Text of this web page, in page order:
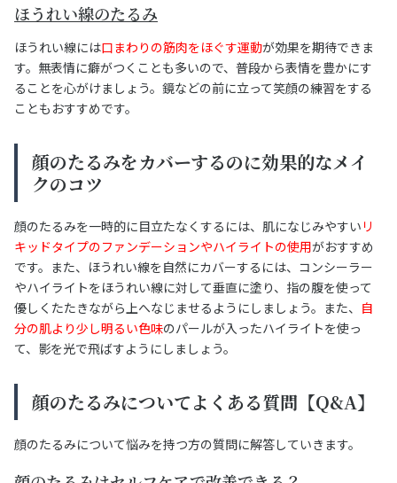
ほうれい線のたるみ
ほうれい線には口まわりの筋肉をほぐす運動が効果を期待できま
す。無表情に癖がつくことも多いので、普段から表情を豊かにす
ることを心がけましょう。鏡などの前に立って笑顔の練習をする
こともおすすめです。
顔のたるみをカバーするのに効果的なメイ
クのコツ
顔のたるみを一時的に目立たなくするには、肌になじみやすい リ
キッドタイプのファンデーションやハイライトの使用がおすすめ
です。また、ほうれい線を自然にカバーするには、コンシーラー
やハイライトをほうれい線に対して垂直に塗り、指の腹を使って
優しくたたきながら上へなじませるようにしましょう。また、 自
分の肌より少し明るい色味のパールが入ったハイライトを使っ
て、影を光で飛ばすようにしましょう。
顔のたるみについてよくある質問【Q&A】
顔のたるみについて悩みを持つ方の質問に解答していきます。